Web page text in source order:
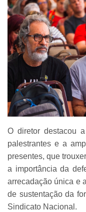
O diretor destacou
palestrantes e a
presentes, que
a importância da
arrecadação única e
de sustentação da
Sindicato Nacional.